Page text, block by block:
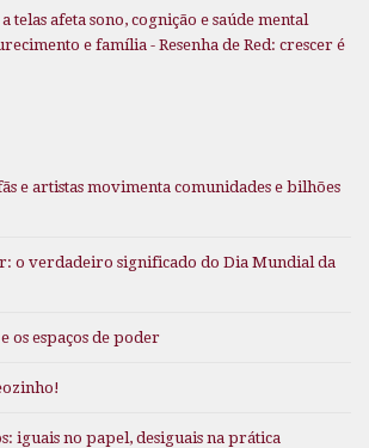
telas afeta sono, cognição e saúde mental
e família - Resenha de Red: crescer é
e artistas movimenta comunidades e bilhões
o verdadeiro significado do Dia Mundial da
os espaços de poder
iguais no papel, desiguais na prática